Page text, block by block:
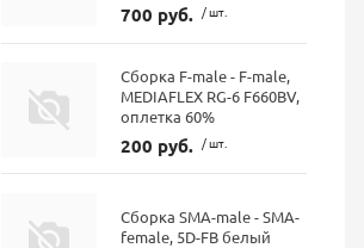
700 руб. / шт.
Сборка F-male - F-male,
MEDIAFLEX RG-6 F660BV,
оплетка 60%
200 руб. / шт.
Сборка SMA-male - SMA-
female, 5D-FB белый